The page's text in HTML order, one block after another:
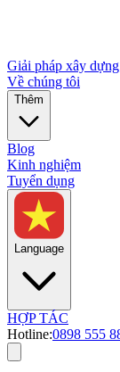
Giải pháp xây
Về chúng tôi
Thêm
Blog
Kinh nghiệm
Tuyển dụng
Language
HỢP TÁC
Hotline:0898 555